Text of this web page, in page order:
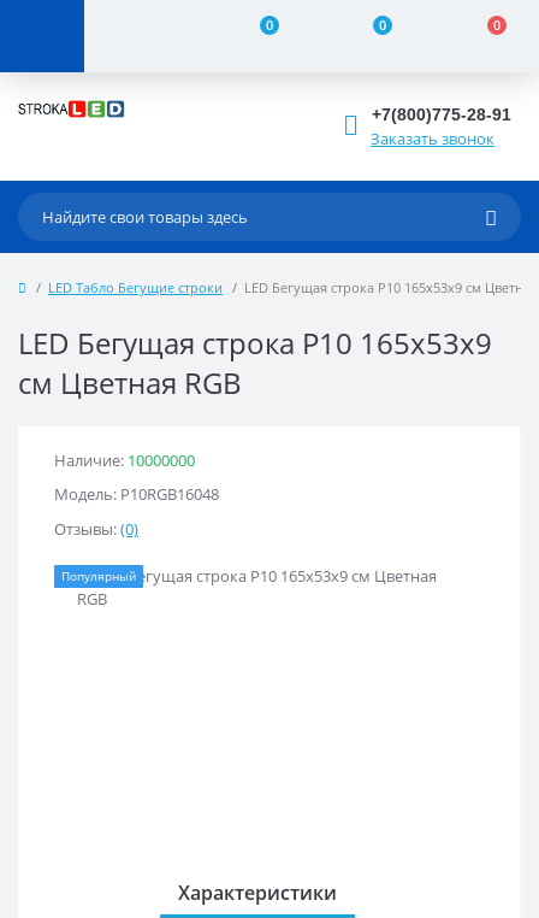
0 0 0
+7(800)775-28-91
Заказать звонок
LED Табло Бегущие строки LED Бегущая строка Р10 165x53x9 см Цветная
LED Бегущая строка Р10 165x53x9
см Цветная RGB
Наличие: 10000000
Модель: Р10RGB16048
Отзывы:(0)
Популярный
Характеристики